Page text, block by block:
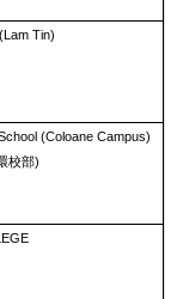
Tin)
(Coloane Campus)
校部)